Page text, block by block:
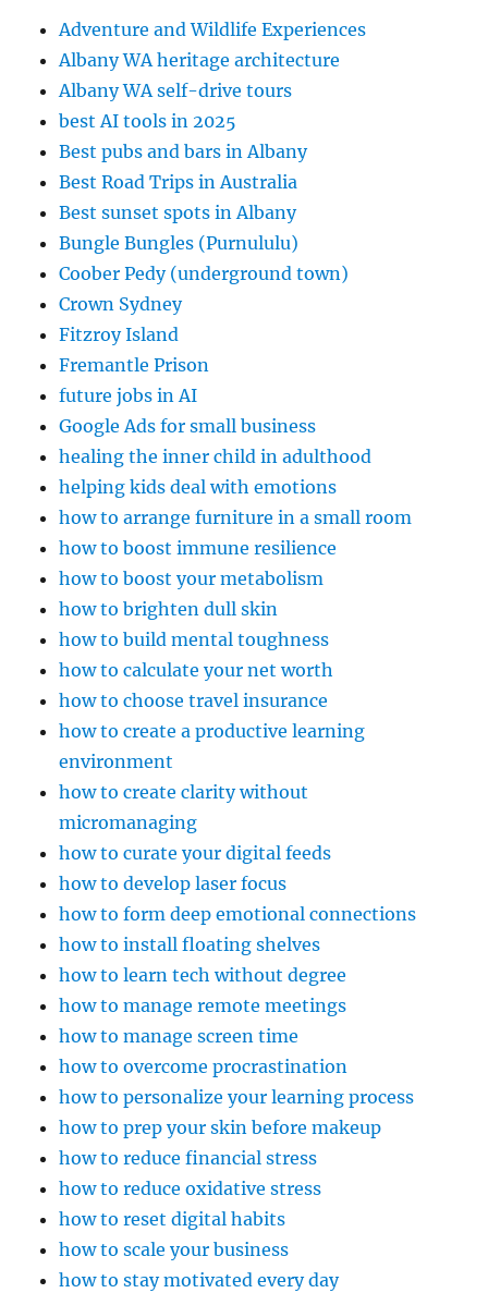
Adventure and Wildlife Experiences
Albany WA heritage architecture
Albany WA self-drive tours
best AI tools in 2025
Best pubs and bars in Albany
Best Road Trips in Australia
Best sunset spots in Albany
Bungle Bungles (Purnululu)
Coober Pedy (underground town)
Crown Sydney
Fitzroy Island
Fremantle Prison
future jobs in AI
Google Ads for small business
healing the inner child in adulthood
helping kids deal with emotions
how to arrange furniture in a small room
how to boost immune resilience
how to boost your metabolism
how to brighten dull skin
how to build mental toughness
how to calculate your net worth
how to choose travel insurance
how to create a productive learning
environment
how to create clarity without
micromanaging
how to curate your digital feeds
how to develop laser focus
how to form deep emotional connections
how to install floating shelves
how to learn tech without degree
how to manage remote meetings
how to manage screen time
how to overcome procrastination
how to personalize your learning process
how to prep your skin before makeup
how to reduce financial stress
how to reduce oxidative stress
how to reset digital habits
how to scale your business
how to stay motivated every day